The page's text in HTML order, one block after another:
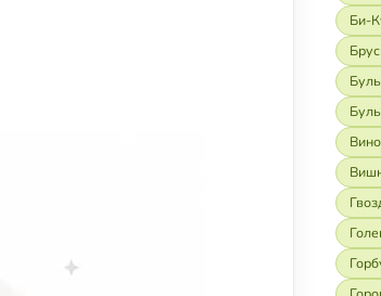
Би-